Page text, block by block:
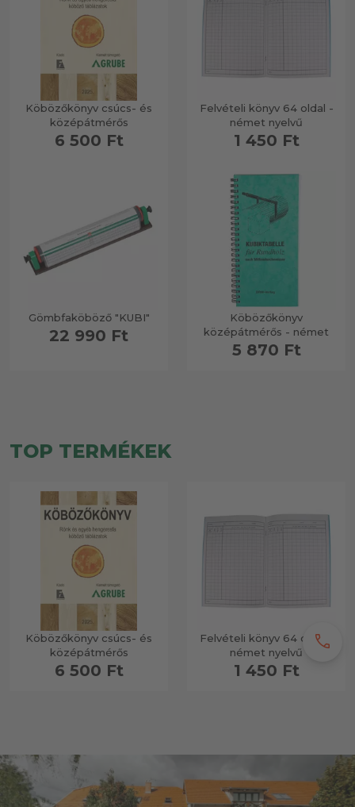
Köbözőkönyv csúcs- és
középátmérős
6 500 Ft
Felvételi könyv 64 oldal -
német nyelvű
1 450 Ft
Gömbfaköböző "KUBI"
22 990 Ft
Köbözőkönyv
középátmérős - német
5 870 Ft
TOP TERMÉKEK
Köbözőkönyv csúcs- és
középátmérős
6 500 Ft
Felvételi könyv 64 oldal -
német nyelvű
1 450 Ft
call